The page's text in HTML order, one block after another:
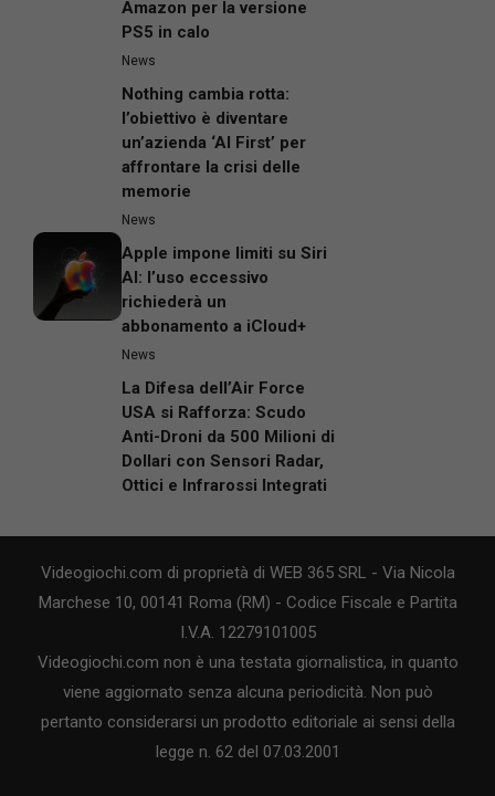
Amazon per la versione
PS5 in calo
News
Nothing cambia rotta:
l’obiettivo è diventare
un’azienda ‘AI First’ per
affrontare la crisi delle
memorie
News
Apple impone limiti su Siri
AI: l’uso eccessivo
richiederà un
abbonamento a iCloud+
News
La Difesa dell’Air Force
USA si Rafforza: Scudo
Anti-Droni da 500 Milioni di
Dollari con Sensori Radar,
Ottici e Infrarossi Integrati
Videogiochi.com di proprietà di WEB 365 SRL - Via Nicola
Marchese 10, 00141 Roma (RM) - Codice Fiscale e Partita
I.V.A. 12279101005
Videogiochi.com non è una testata giornalistica, in quanto
viene aggiornato senza alcuna periodicità. Non può
pertanto considerarsi un prodotto editoriale ai sensi della
legge n. 62 del 07.03.2001